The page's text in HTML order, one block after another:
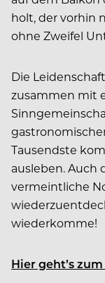
holt, der vorhin
ohne Zweifel
Die
zusammen mit
Tausendste
ausleben. Auch
vermeintliche
wiederkomme!
Hier geht’s